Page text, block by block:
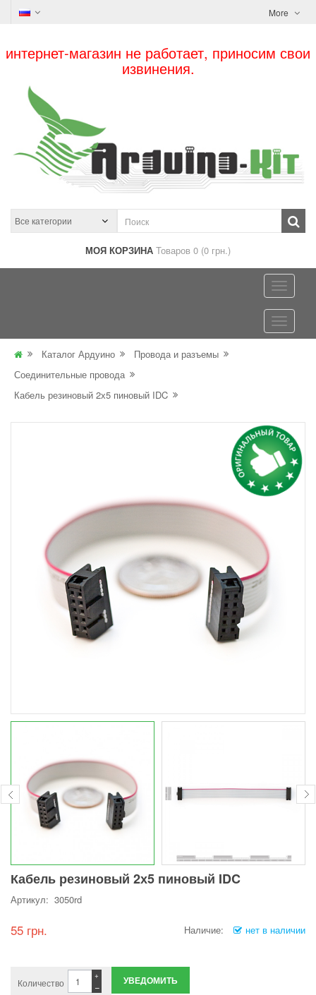
More
интернет-магазин не работает, приносим свои
извинения.
МОЯ КОРЗИНА Товаров 0 (0 грн.)
Каталог Ардуино
Провода и разъемы
Соединительные провода
Кабель резиновый 2х5 пиновый IDC
Кабель резиновый 2х5 пиновый IDC
Артикул: 3050rd
55 грн. Наличие: нет в наличии
Количество −
+ УВЕДОМИТЬ